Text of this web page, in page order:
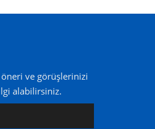
ve görüşlerinizi
alabilirsiniz.